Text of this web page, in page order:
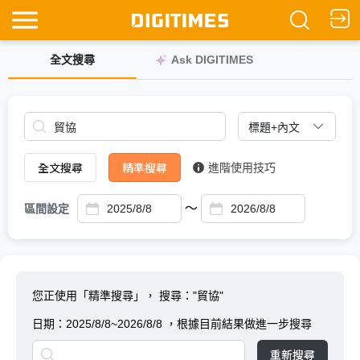
全文搜尋 Ask DIGITIMES
全文搜尋 精準搜尋 進階使用技巧
區間設定 ～
您正使用「精準搜尋」， 搜尋："貿協"
日期： 2025/8/8~2026/8/8 ，根據目前結果做進一步搜尋
重新搜尋